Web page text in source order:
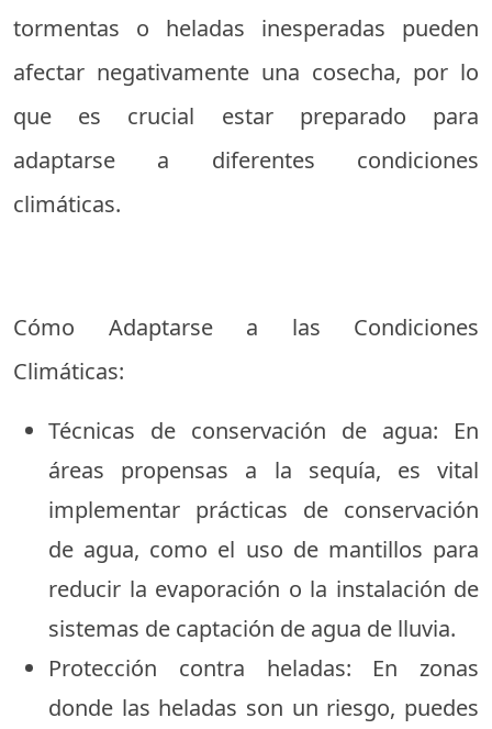
tormentas o heladas inesperadas pueden
afectar negativamente una cosecha, por lo
que es crucial estar preparado para
adaptarse a diferentes condiciones
climáticas.
Cómo Adaptarse a las Condiciones
Climáticas:
Técnicas de conservación de agua: En
áreas propensas a la sequía, es vital
implementar prácticas de conservación
de agua, como el uso de mantillos para
reducir la evaporación o la instalación de
sistemas de captación de agua de lluvia.
Protección contra heladas: En zonas
donde las heladas son un riesgo, puedes